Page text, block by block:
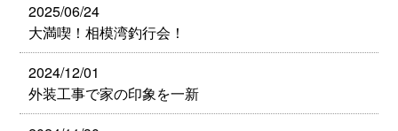
2025/06/24
大満喫！相模湾釣行会！
2024/12/01
外装工事で家の印象を一新